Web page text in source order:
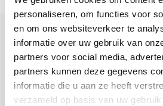
personaliseren, om functies voor
en om ons websiteverkeer te
informatie over uw gebruik van
partners voor social media,
partners kunnen deze gegevens
informatie die u aan ze heeft
verzameld op basis van uw
Sinds 2006 uw Mac specialist
30 dagen bedenktijd
Vandaag besteld, morgen in huis